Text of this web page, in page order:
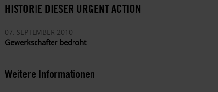
HISTORIE DIESER URGENT ACTION
07. SEPTEMBER 2010
Gewerkschafter bedroht
Weitere Informationen